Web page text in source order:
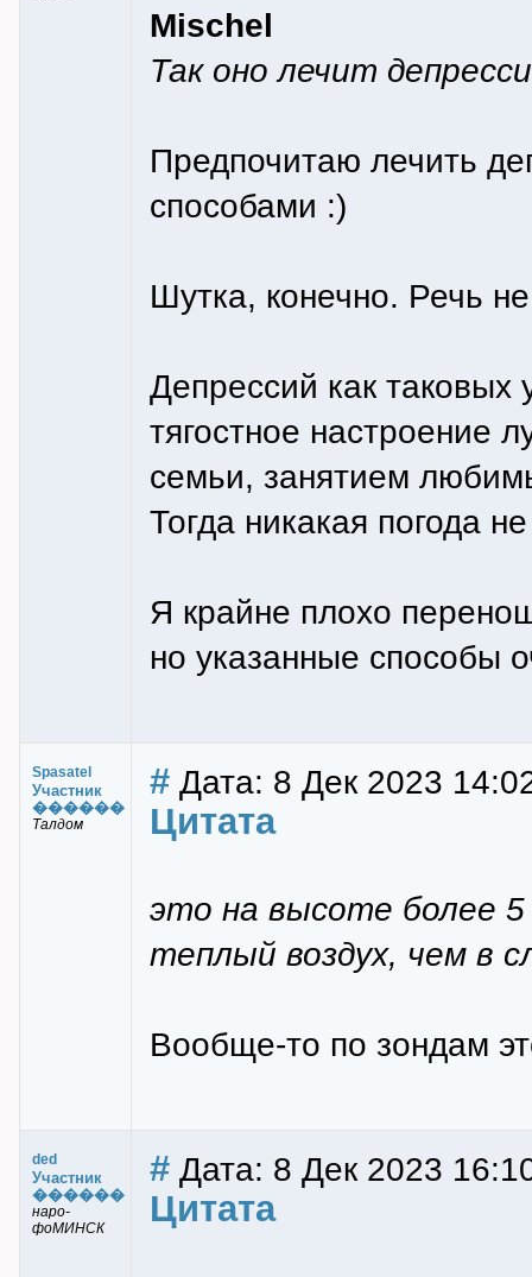
Mischel
Так оно лечит
Предпочитаю лечить
способами :)
Шутка, конечно. Речь
Депрессий как
тягостное настроение
семьи, занятием
Тогда никакая погода
Я крайне плохо
но указанные способы
Spasatel
Участник
������
Талдом
# Дата: 8 Дек 2023
Цитата
это на высоте более
теплый воздух, чем в
Вообще-то по зондам
ded
Участник
������
наро-
фоМИНСК
# Дата: 8 Дек 2023
Цитата